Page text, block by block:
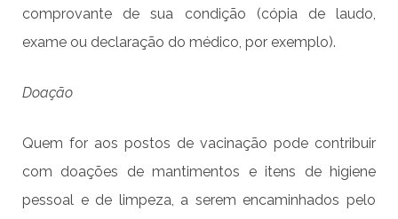
comprovante de sua condição (cópia de laudo,
exame ou declaração do médico, por exemplo).
Doação
Quem for aos postos de vacinação pode contribuir
com doações de mantimentos e itens de higiene
pessoal e de limpeza, a serem encaminhados pelo